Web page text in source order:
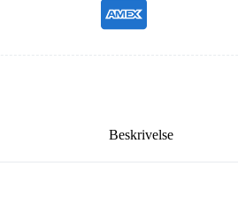
Beskrivelse